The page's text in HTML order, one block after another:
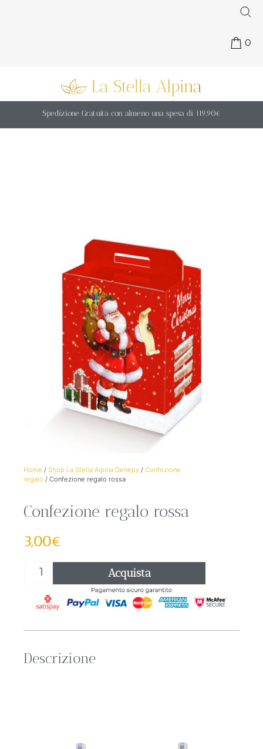
0
Spedizione Gratuita con almeno una spesa di 119,90€
Home / Shop La Stella Alpina Genepy / Confezione
regalo / Confezione regalo rossa
Confezione regalo rossa
3,00€
Acquista
Descrizione